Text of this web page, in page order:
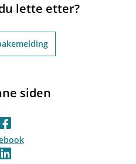
lette etter?
siden